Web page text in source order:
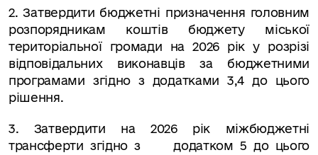
2. Затвердити бюджетні призначення головним
розпорядникам коштів бюджетуміської
територіальної громади на 2026 рік у розрізі
відповідальних виконавців за бюджетними
програмами згідно з додатками 3,4 до цього
рішення.
3. Затвердити на 2026 рік міжбюджетні
трансферти згідно з
додатком 5 до цього